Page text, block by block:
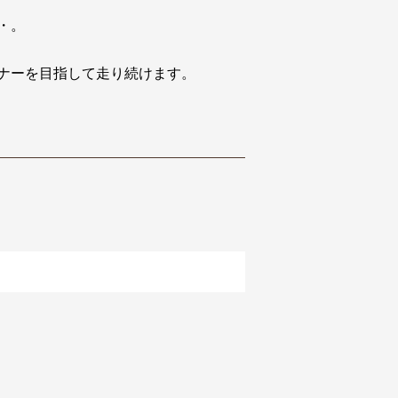
を目指して走り続けます。